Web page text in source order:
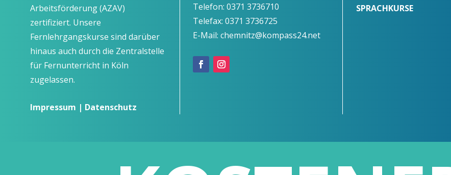
Arbeitsförderung (AZAV)
zertifiziert. Unsere
Fernlehrgangskurse sind darüber
hinaus auch durch die Zentralstelle
für Fernunterricht in Köln
zugelassen.
Impressum | Datenschutz
Telefon: 0371 3736710
Telefax: 0371 3736725
E-Mail: chemnitz@kompass24.net
SPRACHKURSE